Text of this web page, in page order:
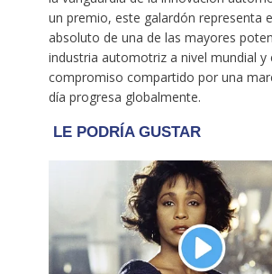
un premio, este galardón representa
absoluto de una de las mayores
industria automotriz a nivel mundial y
compromiso compartido por una
día progresa globalmente.